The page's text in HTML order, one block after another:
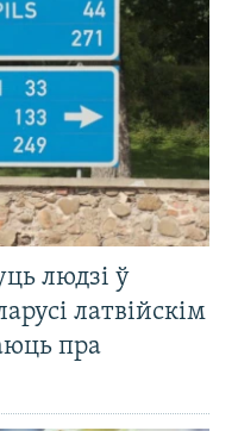
людзі ў
латвійскім
пра